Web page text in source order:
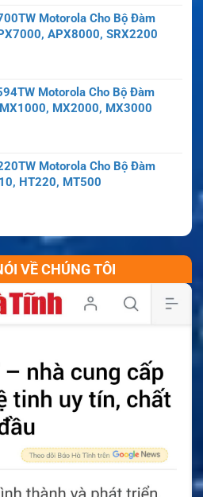
Motorola Cho Bộ Đàm
APX8000, SRX2200
Motorola Cho Bộ Đàm
MX2000, MX3000
Motorola Cho Bộ Đàm
HT220, MT500
VỀ CHÚNG TÔI